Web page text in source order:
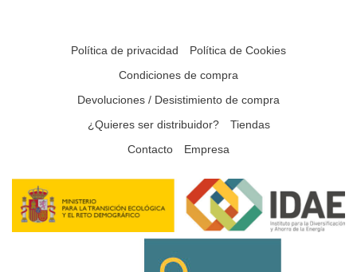
Política de privacidad
Política de Cookies
Condiciones de compra
Devoluciones / Desistimiento de compra
¿Quieres ser distribuidor?
Tiendas
Contacto
Empresa